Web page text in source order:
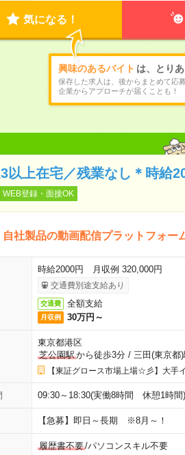
気になる！
興味のあるバイト は、とり
保存した求人は、後からまとめて応募
企業からアプローチが届くことも！
以上在宅／残業なし＊時給
WEB登録・面接OK
自社製品の動画配信プラットフォー
時給2000円 月収例 320,000円
交通費別途支給あり
交通費 全額支給
月収例 30万円～
東京都港区
芝公園駅から徒歩3分/ 三田(東京都
【東証グロース市場上場☆彡】大手
09:30～18:30(実働8時間 休憩1時間)
【急募】即日～長期 ※8月～！
履歴書不要/パソコンスキル不要